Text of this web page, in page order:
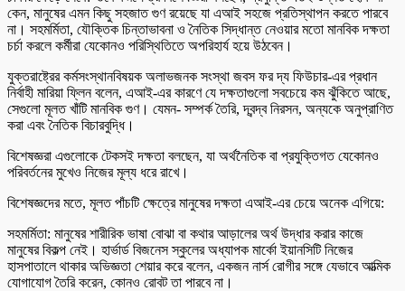
কেন, মানুষের এমন কিছু সহজাত গুণ রয়েছে যা এআই সহজে প্রতিস্থাপন করতে পারবে
না। সহমর্মিতা, যৌক্তিক চিন্তাভাবনা ও নৈতিক সিদ্ধান্ত নেওয়ার মতো মানবিক দক্ষতা
চর্চা করলে কর্মীরা যেকোনও পরিস্থিতিতে অপরিহার্য হয়ে উঠবেন।
যুক্তরাষ্ট্রের কর্মসংস্থানবিষয়ক অলাভজনক সংস্থা জবস ফর দ্য ফিউচার-এর প্রধান
নির্বাহী মারিয়া ফ্লিন বলেন, এআই-এর কারণে যে দক্ষতাগুলো সবচেয়ে কম ঝুঁকিতে আছে,
সেগুলো মূলত খাঁটি মানবিক গুণ। যেমন- সম্পর্ক তৈরি, দ্বন্দ্ব নিরসন, অন্যকে অনুপ্রাণিত
করা এবং নৈতিক বিচারবুদ্ধি।
বিশেষজ্ঞরা এগুলোকে টেকসই দক্ষতা বলছেন, যা অর্থনৈতিক বা প্রযুক্তিগত যেকোনও
পরিবর্তনের মুখেও নিজের মূল্য ধরে রাখে।
বিশেষজ্ঞদের মতে, মূলত পাঁচটি ক্ষেত্রে মানুষের দক্ষতা এআই-এর চেয়ে অনেক এগিয়ে:
সহমর্মিতা: মানুষের শারীরিক ভাষা বোঝা বা কথার আড়ালের অর্থ উদ্ধার করার কাজে
মানুষের বিকল্প নেই। হার্ভার্ড বিজনেস স্কুলের অধ্যাপক মার্কো ইয়ানসিটি নিজের
হাসপাতালে থাকার অভিজ্ঞতা শেয়ার করে বলেন, একজন নার্স রোগীর সঙ্গে যেভাবে আত্মিক
যোগাযোগ তৈরি করেন, কোনও রোবট তা পারবে না।